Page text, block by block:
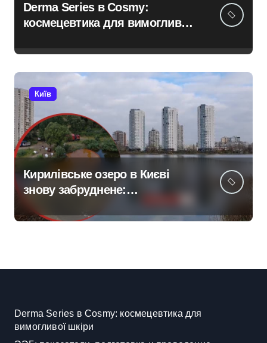
Derma Series в Cosmy:
космецевтика для вимогливої
Київ
Кирилівське озеро в Києві
знову забруднене:
нафтопродукти потрапили у
водойму після російської
Derma Series в Cosmy: космецевтика для
вимогливої шкіри